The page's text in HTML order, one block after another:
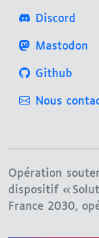
Discord
Mastodon
Github
Nous
Opération
dispositif «
France 2030,